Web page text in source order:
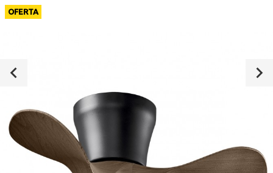
OFERTA